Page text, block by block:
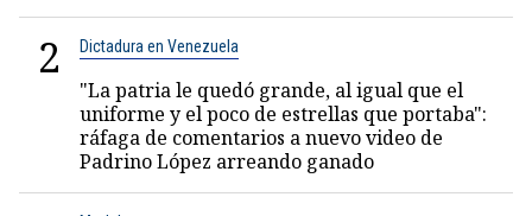
2 Dictadura en Venezuela
"La patria le quedó grande, al igual que el
uniforme y el poco de estrellas que portaba":
ráfaga de comentarios a nuevo video de
Padrino López arreando ganado